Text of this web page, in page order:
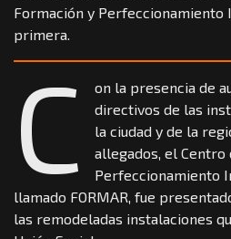
Formación y
primera.
C
on la presencia de
directivos de las
la ciudad y de la
allegados, el Centro
Perfeccionamiento
llamado FORMAR, fue
las remodeladas instalaciones